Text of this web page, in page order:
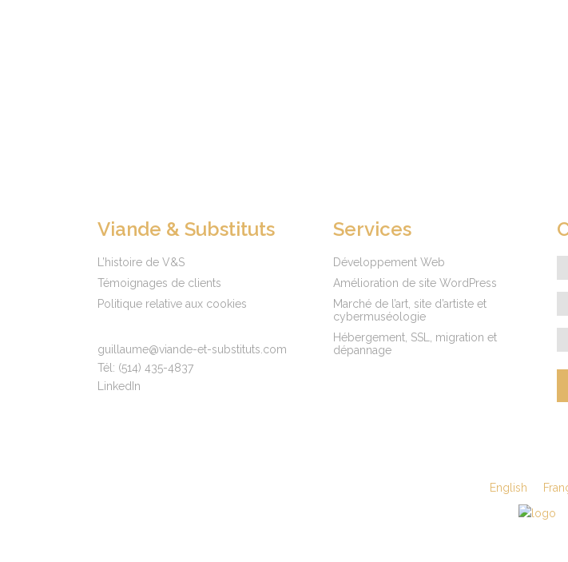
Viande & Substituts
L’histoire de V&S
Témoignages de clients
Politique relative aux cookies
guillaume@viande-et-substituts.com
Tél: (514) 435-4837
LinkedIn
Services
Développement Web
Amélioration de site WordPress
Marché de l’art, site d’artiste et
cybermuséologie
Hébergement, SSL, migration et
dépannage
English